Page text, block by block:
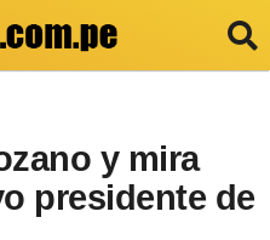
y mira
presidente de